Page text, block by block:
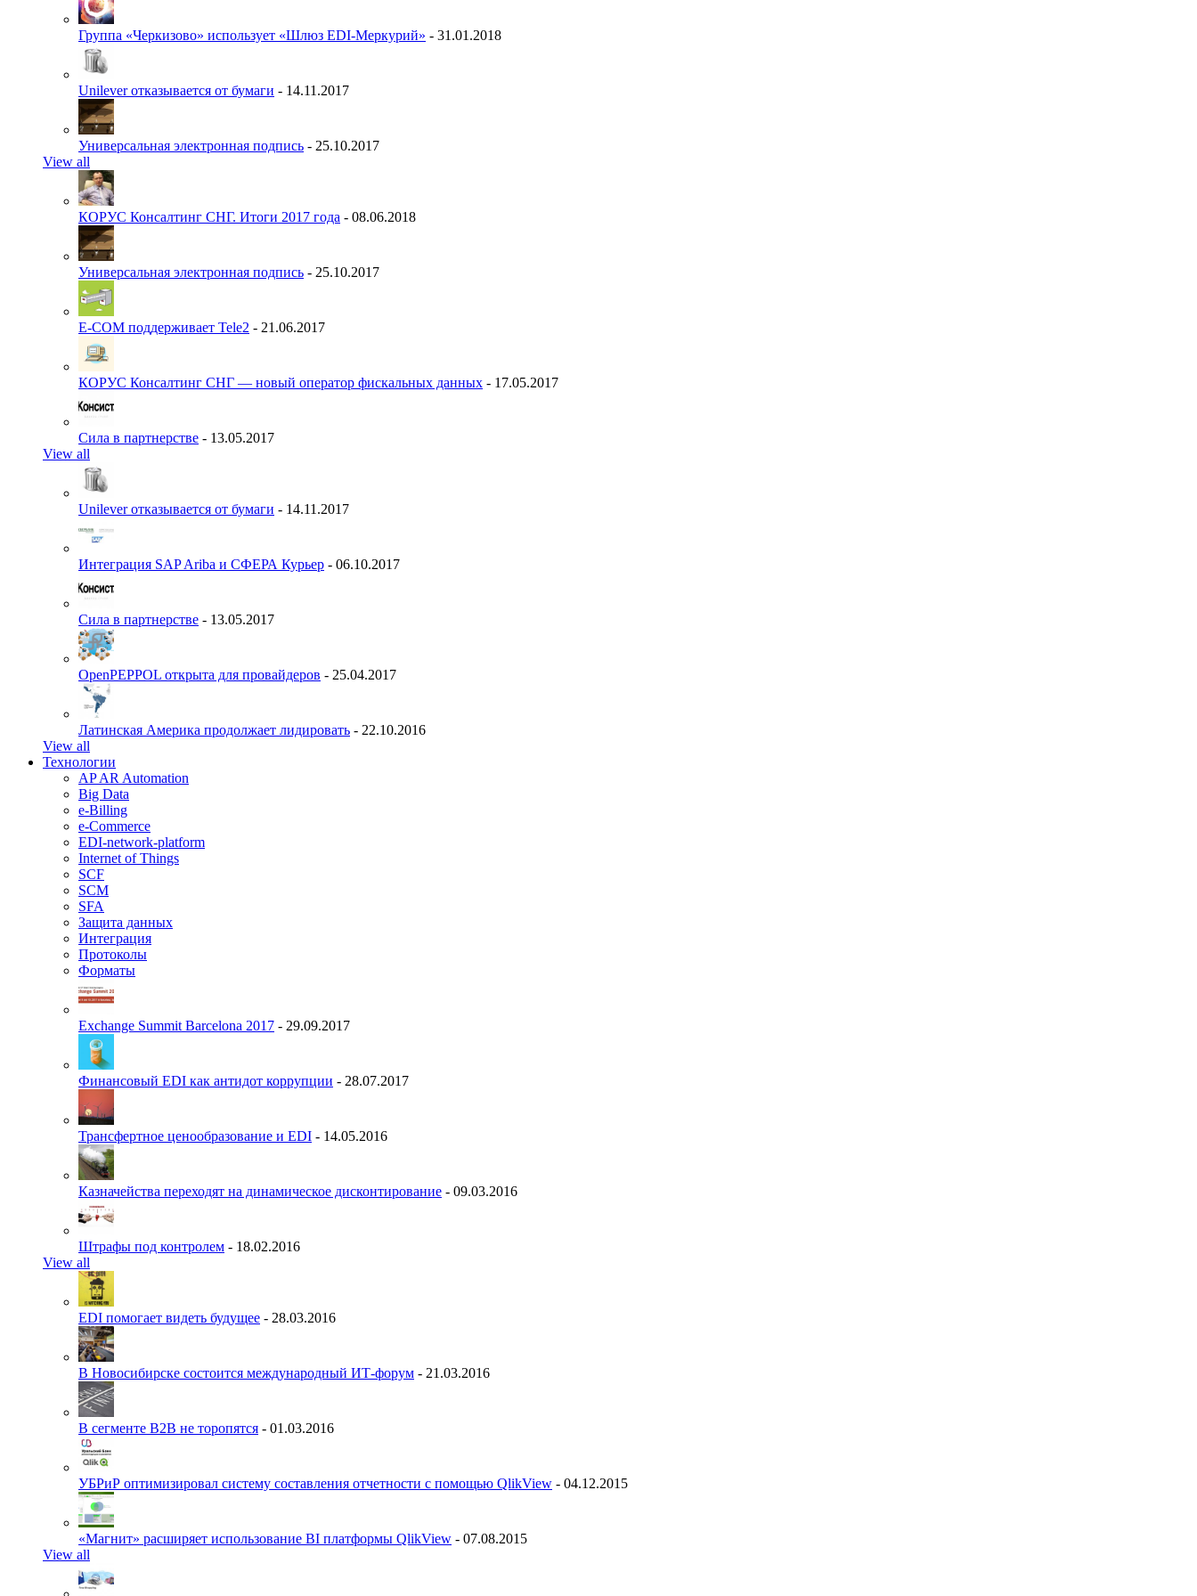
Группа «Черкизово» использует «Шлюз EDI-Меркурий» - 31.01.2018
Unilever отказывается от бумаги - 14.11.2017
Универсальная электронная подпись - 25.10.2017
View all
КОРУС Консалтинг СНГ. Итоги 2017 года - 08.06.2018
Универсальная электронная подпись - 25.10.2017
E-COM поддерживает Tele2 - 21.06.2017
КОРУС Консалтинг СНГ — новый оператор фискальных данных - 17.05.2017
Сила в партнерстве - 13.05.2017
View all
Unilever отказывается от бумаги - 14.11.2017
Интеграция SAP Ariba и СФЕРА Курьер - 06.10.2017
Сила в партнерстве - 13.05.2017
OpenPEPPOL открыта для провайдеров - 25.04.2017
Латинская Америка продолжает лидировать - 22.10.2016
View all
Технологии
AP AR Automation
Big Data
e-Billing
e-Commerce
EDI-network-platform
Internet of Things
SCF
SCM
SFA
Защита данных
Интеграция
Протоколы
Форматы
Exchange Summit Barcelona 2017 - 29.09.2017
Финансовый EDI как антидот коррупции - 28.07.2017
Трансфертное ценообразование и EDI - 14.05.2016
Казначейства переходят на динамическое дисконтирование - 09.03.2016
Штрафы под контролем - 18.02.2016
View all
EDI помогает видеть будущее - 28.03.2016
В Новосибирске состоится международный ИТ-форум - 21.03.2016
В сегменте B2B не торопятся - 01.03.2016
УБРиР оптимизировал систему составления отчетности с помощью QlikView - 04.12.2015
«Магнит» расширяет использование BI платформы QlikView - 07.08.2015
View all